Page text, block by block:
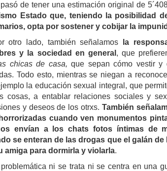
de tener una estimación original de
Estado que, teniendola posibilidad
opta por sostener y cobijar la
otro lado, también señalamos
la
y la sociedad en general , que
chicas de casa, que sepan cómo vestir y
Todo esto, mientras se niegan a
la educación sexual integral, que
cosas, a entablar relaciones sociales y
y deseos de los otrxs. También
cuando ven monumentos
envían a los chats fotos íntimas de
se enteran de las drogas que el galán
amiga para dormirla y violarla.
ni se trata ni se centra en una